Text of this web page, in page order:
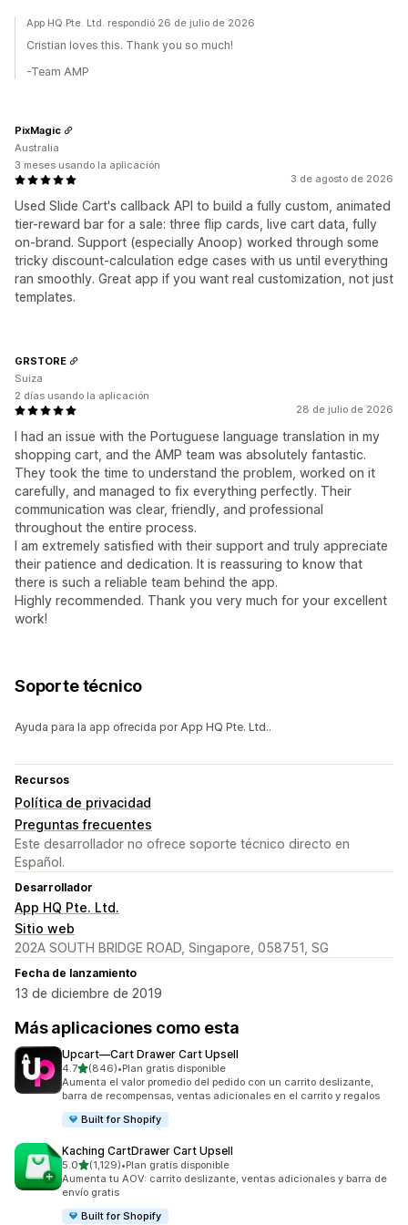
App HQ Pte. Ltd. respondió 26 de julio de 2026
Cristian loves this. Thank you so much!
-Team AMP
3 de agosto de 2026
Used Slide Cart's callback API to build a fully custom, animated
tier-reward bar for a sale: three flip cards, live cart data, fully
on-brand. Support (especially Anoop) worked through some
tricky discount-calculation edge cases with us until everything
ran smoothly. Great app if you want real customization, not just
templates.
PixMagic
Australia
3 meses usando la aplicación
28 de julio de 2026
I had an issue with the Portuguese language translation in my
shopping cart, and the AMP team was absolutely fantastic.
They took the time to understand the problem, worked on it
carefully, and managed to fix everything perfectly. Their
communication was clear, friendly, and professional
throughout the entire process.
I am extremely satisfied with their support and truly appreciate
their patience and dedication. It is reassuring to know that
there is such a reliable team behind the app.
Highly recommended. Thank you very much for your excellent
work!
GRSTORE
Suiza
2 días usando la aplicación
Soporte técnico
Ayuda para la app ofrecida por App HQ Pte. Ltd..
Recursos
Política de privacidad
Preguntas frecuentes
Este desarrollador no ofrece soporte técnico directo en
Español.
Desarrollador
App HQ Pte. Ltd.
Sitio web
202A SOUTH BRIDGE ROAD, Singapore, 058751, SG
Fecha de lanzamiento
13 de diciembre de 2019
Más aplicaciones como esta
Upcart—Cart Drawer Cart Upsell
4.7de 5 estrellas
(846)
846 reseñas en total
•Plan gratis disponible
Aumenta el valor promedio del pedido con un carrito deslizante,
barra de recompensas, ventas adicionales en el carrito y regalos
Built for Shopify
Kaching CartDrawer Cart Upsell
5.0de 5 estrellas
(1,129)
1129 reseñas en total
•Plan gratis disponible
Aumenta tu AOV: carrito deslizante, ventas adicionales y barra de
envío gratis
Built for Shopify